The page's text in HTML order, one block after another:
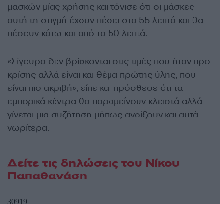
μασκών μίας χρήσης και τόνισε ότι οι μάσκες
αυτή τη στιγμή έχουν πέσει στα 55 λεπτά και θα
πέσουν κάτω και από τα 50 λεπτά.
«Σίγουρα δεν βρίσκονται στις τιμές που ήταν προ
κρίσης αλλά είναι και θέμα πρώτης ύλης, που
είναι πιο ακριβή», είπε και πρόσθεσε ότι τα
εμπορικά κέντρα θα παραμείνουν κλειστά αλλά
γίνεται μια συζήτηση μήπως ανοίξουν και αυτά
νωρίτερα.
Δείτε τις δηλώσεις του Νίκου
Παπαθανάση